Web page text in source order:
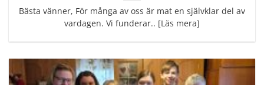
Bästa vänner, För många av oss är mat en självklar del av
vardagen. Vi funderar.. [Läs mera]